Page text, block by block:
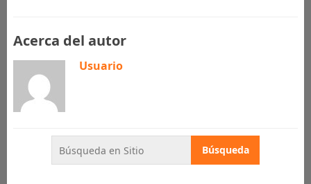
Acerca del autor
Usuario